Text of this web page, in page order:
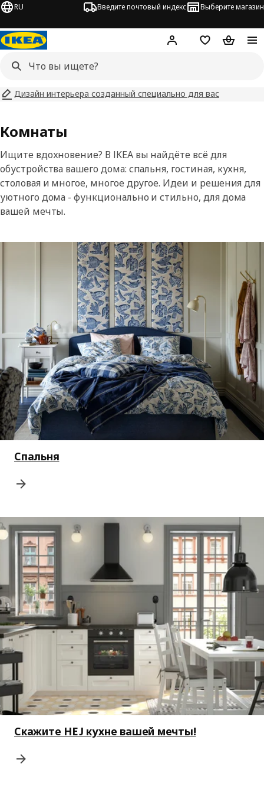
RU Введите почтовый индекс Выберите магазин
Hej! ВойтиСписокКорзина
Дизайн интерьера созданный специально для вас
Комнаты
Ищите вдохновение? В IKEA вы найдёте всё для
обустройства вашего дома: спальня, гостиная, кухня,
столовая и многое, многое другое. Идеи и решения для
уютного дома - функционально и стильно, для дома
вашей мечты.
Спальня
Скажите HEJ кухне вашей мечты!